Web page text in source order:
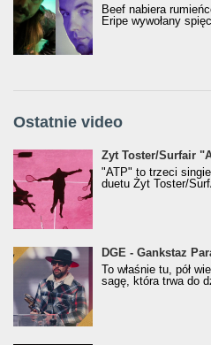
Beef nabiera
Eripe wywołany
Ostatnie video
Żyt Toster/SurfAir - ATP
Żyt Toster/Surfair
"ATP" to trzeci
duetu Żyt Toster/
donGURALesko z
Klasyczny/
(Popkillery 2023)
DGE - Gankstaz
To właśnie tu, pół
sagę, która trwa do